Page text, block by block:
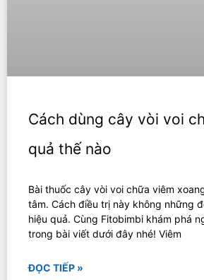
Cách dùng cây vòi voi
quả thế nào
Bài thuốc cây vòi voi chữa viêm
tâm. Cách điều trị này không những
hiệu quả. Cùng Fitobimbi khám phá
trong bài viết dưới đây nhé! Viêm
ĐỌC TIẾP »